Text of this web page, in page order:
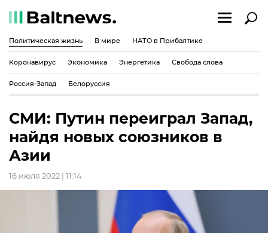
Политическая жизнь В мире НАТО в Прибалтике
Коронавирус Экономика Энергетика Свобода слова
Россия-Запад Белоруссия
СМИ: Путин переиграл Запад,
найдя новых союзников в
Азии
16 июля 2022 | 11:14